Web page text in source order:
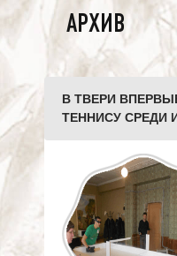
АРХИВ
В ТВЕРИ
ТЕННИСУ СРЕДИ